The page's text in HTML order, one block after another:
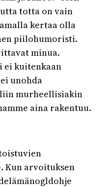
totta on vain
kertaa olla
piilohumoristi.
minua.
ei kuitenkaan
unohda
murheellisiakin
aina rakentuu.
Kun arvoituksen